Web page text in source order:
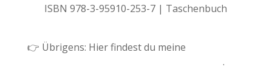
ISBN 978-3-95910-253-7 | Taschenbuch
👉 Übrigens: Hier findest du meine
.